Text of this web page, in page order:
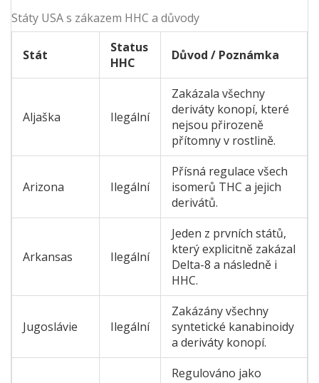
Státy USA s zákazem HHC a důvody
Stát
Status
HHC
Důvod / Poznámka
Aljaška Ilegální
Zakázala všechny
deriváty konopí, které
nejsou přirozeně
přítomny v rostlině.
Arizona Ilegální
Přísná regulace všech
isomerů THC a jejich
derivátů.
Arkansas Ilegální
Jeden z prvních států,
který explicitně zakázal
Delta-8 a následně i
HHC.
Jugoslávie Ilegální
Zakázány všechny
syntetické kanabinoidy
a deriváty konopí.
Regulováno jako